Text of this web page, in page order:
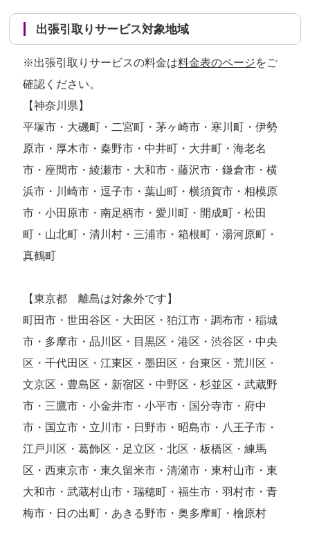
出張引取りサービス対象地域
※出張引取りサービスの料金は料金表のページをご
確認ください。
【神奈川県】
平塚市・大磯町・二宮町・茅ヶ崎市・寒川町・伊勢
原市・厚木市・秦野市・中井町・大井町・海老名
市・座間市・綾瀬市・大和市・藤沢市・鎌倉市・横
浜市・川崎市・逗子市・葉山町・横須賀市・相模原
市・小田原市・南足柄市・愛川町・開成町・松田
町・山北町・清川村・三浦市・箱根町・湯河原町・
真鶴町
【東京都 離島は対象外です】
町田市・世田谷区・大田区・狛江市・調布市・稲城
市・多摩市・品川区・目黒区・港区・渋谷区・中央
区・千代田区・江東区・墨田区・台東区・荒川区・
文京区・豊島区・新宿区・中野区・杉並区・武蔵野
市・三鷹市・小金井市・小平市・国分寺市・府中
市・国立市・立川市・日野市・昭島市・八王子市・
江戸川区・葛飾区・足立区・北区・板橋区・練馬
区・西東京市・東久留米市・清瀬市・東村山市・東
大和市・武蔵村山市・瑞穂町・福生市・羽村市・青
梅市・日の出町・あきる野市・奥多摩町・檜原村